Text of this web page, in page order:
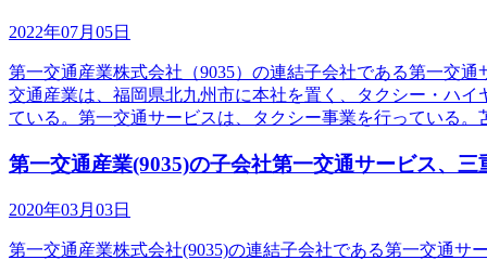
2022年07月05日
第一交通産業株式会社（9035）の連結子会社である第一交
交通産業は、福岡県北九州市に本社を置く、タクシー・ハ
ている。第一交通サービスは、タクシー事業を行っている。
第一交通産業(9035)の子会社第一交通サービス、
2020年03月03日
第一交通産業株式会社(9035)の連結子会社である第一交通